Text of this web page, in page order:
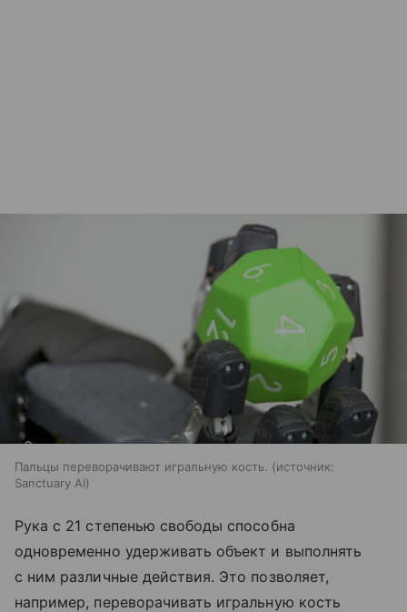
Пальцы переворачивают игральную кость.
источник:
Sanctuary AI
Рука с 21 степенью свободы способна
одновременно удерживать объект и выполнять
с ним различные действия. Это позволяет,
например, переворачивать игральную кость